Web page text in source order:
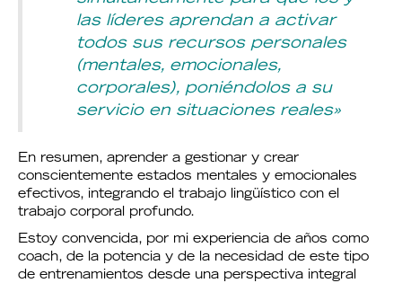
las líderes aprendan a activar
todos sus recursos personales
(mentales, emocionales,
corporales), poniéndolos a su
servicio en situaciones reales»
En resumen, aprender a gestionar y crear
conscientemente estados mentales y emocionales
efectivos, integrando el trabajo lingüístico con el
trabajo corporal profundo.
Estoy convencida, por mi experiencia de años como
coach, de la potencia y de la necesidad de este tipo
de entrenamientos desde una perspectiva integral